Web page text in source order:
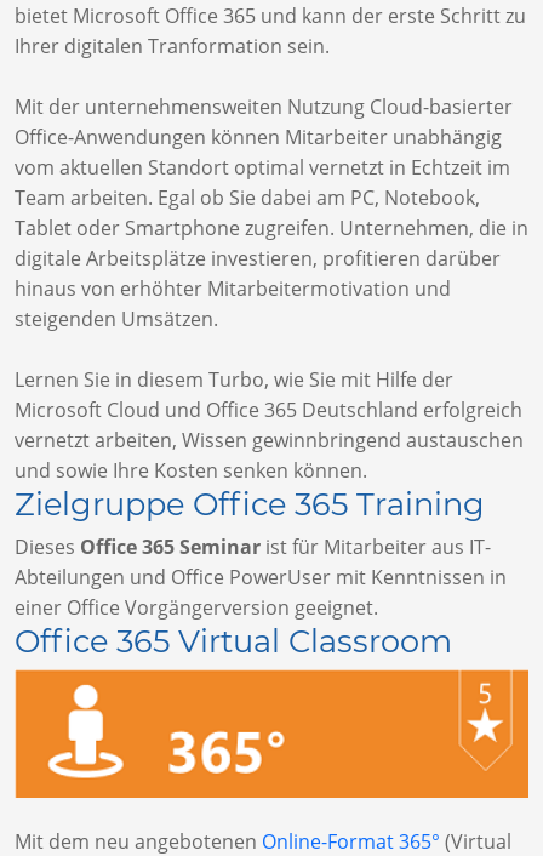
bietet Microsoft Office 365 und kann der erste Schritt zu
Ihrer digitalen Tranformation sein.
Mit der unternehmensweiten Nutzung Cloud-basierter
Office-Anwendungen können Mitarbeiter unabhängig
vom aktuellen Standort optimal vernetzt in Echtzeit im
Team arbeiten. Egal ob Sie dabei am PC, Notebook,
Tablet oder Smartphone zugreifen. Unternehmen, die in
digitale Arbeitsplätze investieren, profitieren darüber
hinaus von erhöhter Mitarbeitermotivation und
steigenden Umsätzen.
Lernen Sie in diesem Turbo, wie Sie mit Hilfe der
Microsoft Cloud und Office 365 Deutschland erfolgreich
vernetzt arbeiten, Wissen gewinnbringend austauschen
und sowie Ihre Kosten senken können.
Zielgruppe Office 365 Training
Dieses Office 365 Seminar ist für Mitarbeiter aus IT-
Abteilungen und Office PowerUser mit Kenntnissen in
einer Office Vorgängerversion geeignet.
Office 365 Virtual Classroom
Mit dem neu angebotenen Online-Format 365° (Virtual